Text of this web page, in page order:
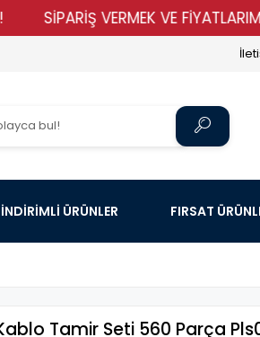
SİPARİŞ VERMEK VE
İNDİRİMLİ ÜRÜNLER FIRSAT
Tamir Seti 560 Parça